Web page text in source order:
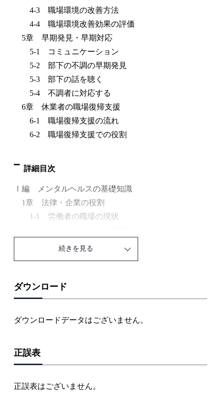
4-3 職場環境の改善方法
4-4 職場環境改善効果の評価
5章 早期発見・早期対応
5-1 コミュニケーション
5-2 部下の不調の早期発見
5-3 部下の話を聴く
5-4 不調者に対応する
6章 休業者の職場復帰支援
6-1 職場復帰支援の流れ
6-2 職場復帰支援での役割
詳細目次
Ⅰ編 メンタルヘルスの基礎知識
1章 法律・企業の役割
1-1 労働者の職場の現状
1-3 企業が取り組む意義
2-1 ストレスの基礎知識
2-2 心身症・メンタルヘルス不調
2-4 対処・軽減・予防法
3-1 事業場内資源
3-3 医療機関や治療・薬
続きを見る
ダウンロード
ダウンロードデータはございません。
正誤表
正誤表はございません。